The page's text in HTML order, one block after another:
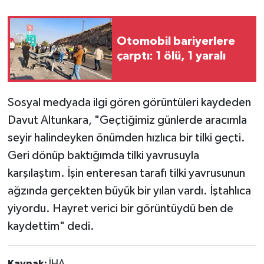
Otomobil bariyerlere
çarptı: 1 ölü, 1 yaralı
Sosyal medyada ilgi gören görüntüleri kaydeden
Davut Altunkara, "Geçtiğimiz günlerde aracımla
seyir halindeyken önümden hızlıca bir tilki geçti.
Geri dönüp baktığımda tilki yavrusuyla
karşılaştım. İşin enteresan tarafı tilki yavrusunun
ağzında gerçekten büyük bir yılan vardı. İştahlıca
yiyordu. Hayret verici bir görüntüydü ben de
kaydettim" dedi.